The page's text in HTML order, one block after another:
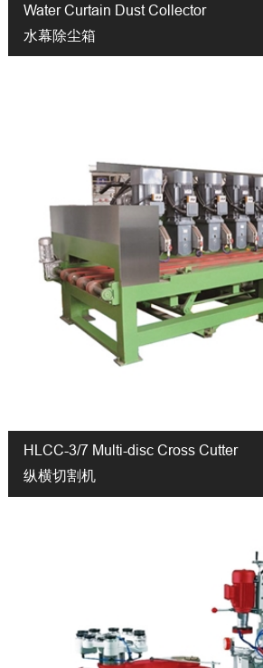
Water Curtain Dust Collector
水幕除尘箱
HLCC-3/7 Multi-disc Cross Cutter
纵横切割机